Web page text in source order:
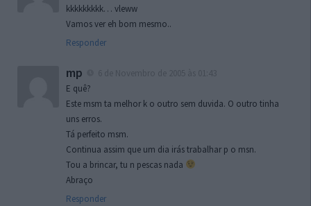
kkkkkkkkk… vleww
Vamos ver eh bom mesmo..
Responder
mp
E quê?
Este msm ta melhor k o outro sem duvida. O outro tinha
uns erros.
Tá perfeito msm.
Continua assim que um dia irás trabalhar p o msn.
Tou a brincar, tu n pescas nada
Abraço
Responder